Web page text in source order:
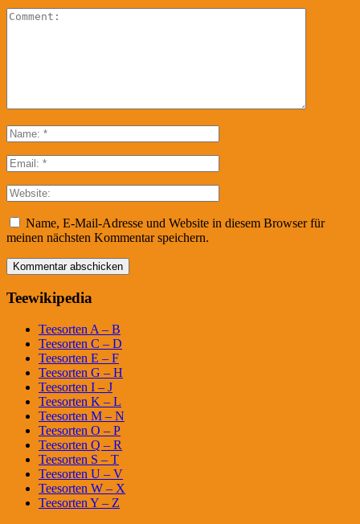
Name, E-Mail-Adresse und Website in diesem Browser für
meinen nächsten Kommentar speichern.
Teewikipedia
Teesorten A – B
Teesorten C – D
Teesorten E – F
Teesorten G – H
Teesorten I – J
Teesorten K – L
Teesorten M – N
Teesorten O – P
Teesorten Q – R
Teesorten S – T
Teesorten U – V
Teesorten W – X
Teesorten Y – Z